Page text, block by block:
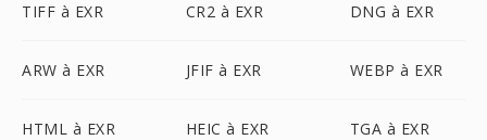
TIFF à EXR CR2 à EXR DNG à EXR
ARW à EXR JFIF à EXR WEBP à EXR
HTML à EXR HEIC à EXR TGA à EXR